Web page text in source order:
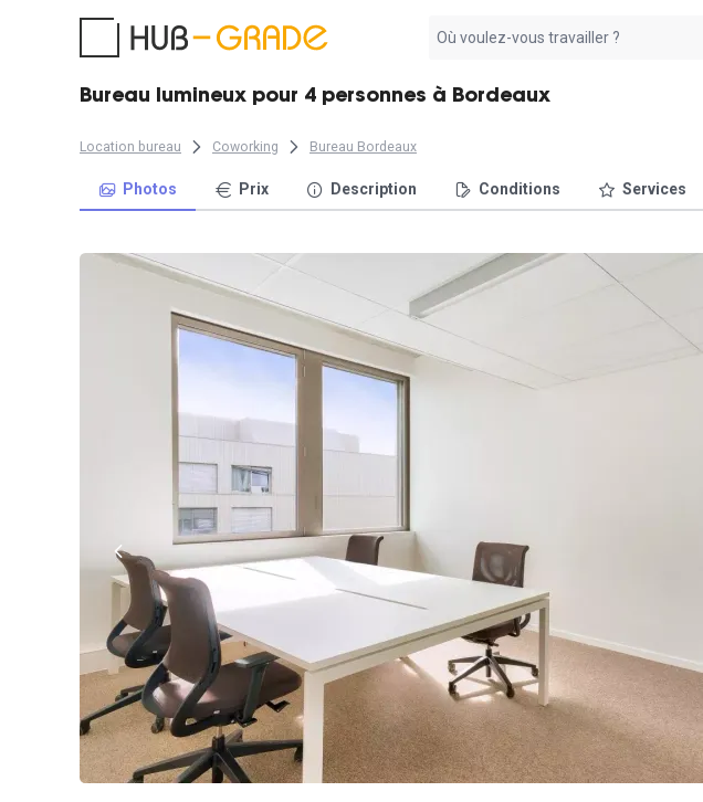
résultat
Bureau lumineux pour 4 personnes à Bordeaux
Location bureau Coworking Bureau Bordeaux
Photos Prix Description Conditions Services